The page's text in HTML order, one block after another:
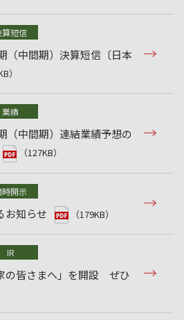
算短信
（中間期）決算短信〔日本
）
業績
（中間期）連結業績予想の
（127KB）
時開示
お知らせ （179KB）
IR
の皆さまへ」を開設 ぜひ